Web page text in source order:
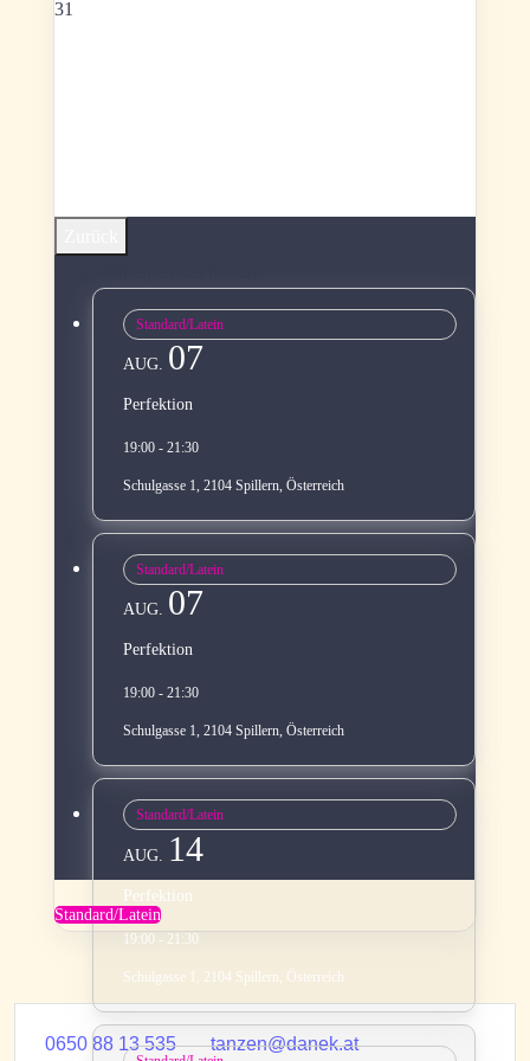
31
Standard/Latein
AUG. 07
Perfektion
19:00 - 21:30
Schulgasse 1, 2104 Spillern, Österreich
Standard/Latein
AUG. 07
Perfektion
19:00 - 21:30
Schulgasse 1, 2104 Spillern, Österreich
Standard/Latein
AUG. 14
Perfektion
19:00 - 21:30
Schulgasse 1, 2104 Spillern, Österreich
Standard/Latein
0650 88 13 535
tanzen@danek.at